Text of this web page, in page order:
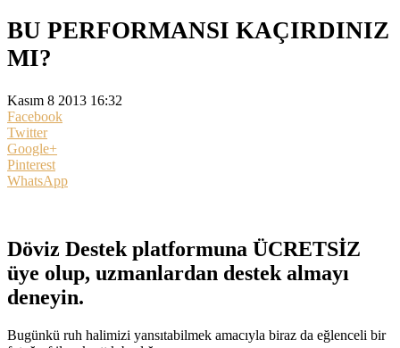
BU PERFORMANSI KAÇIRDINIZ
MI?
Kasım 8 2013 16:32
Facebook
Twitter
Google+
Pinterest
WhatsApp
Döviz Destek platformuna ÜCRETSİZ
üye olup, uzmanlardan destek almayı
deneyin.
Bugünkü ruh halimizi yansıtabilmek amacıyla biraz da eğlenceli bir